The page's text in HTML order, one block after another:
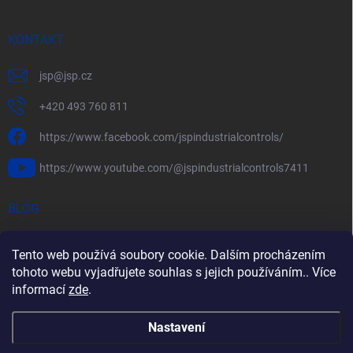
Tento web používá soubory cookie. Dalším procházením
tohoto webu vyjadřujete souhlas s jejich používáním.. Více
informací zde.
Nastavení
KONTAKT
jsp@jsp.cz
+420 493 760 811
https://www.facebook.com/jspindustrialcontrols/
https://www.youtube.com/@jspindustrialcontrols7411
BLOG
Stručný průvodce prostředím s nebezpečím výbuchu
HART – Chytré využití stávající kabeláže